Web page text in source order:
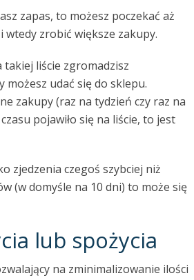
zapas, to możesz poczekać aż
wtedy zrobić większe zakupy.
takiej liście zgromadzisz
możesz udać się do sklepu.
zakupy (raz na tydzień czy raz na
pojawiło się na liście, to jest
zjedzenia czegoś szybciej niż
(w domyśle na 10 dni) to może się
lub spożycia
na zminimalizowanie ilości